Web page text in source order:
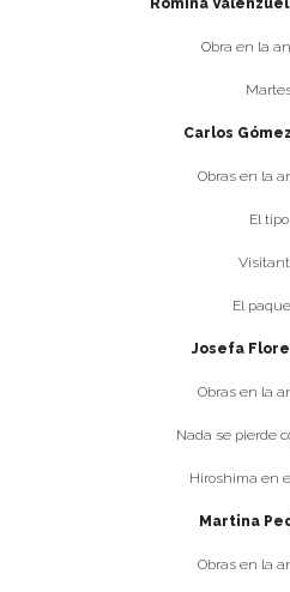
Romina
Obra en la
Carlos
Obras en la
El tipo
El
Josefa
Obras en la
Nada se pierde
Hiroshima en
Martina
Obras en la